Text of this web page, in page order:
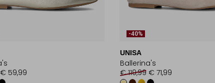
€ 59,99
-40%
UNISA
Ballerina's
€ 119,99 € 71,99